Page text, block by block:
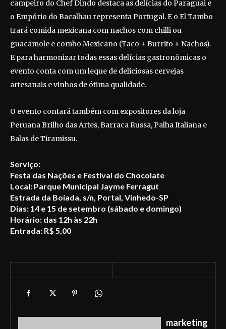
campeiro do Chef Dindo destaca as delícias do Paraguai e
o Empório do Bacalhau representa Portugal. E o El Tambo
trará comida mexicana com nachos com chilli ou
guacamole e combo Mexicano (Taco + Burrito + Nachos).
E para harmonizar todas essas delícias gastronômicas o
evento conta com um leque de deliciosas cervejas
artesanais e vinhos de ótima qualidade.
O evento contará também com expositores da loja
Peruana Brilho das Artes, Barraca Russa, Palha Italiana e
Balas de Tiramissu.
Serviço:
Festa das Nações e Festival do Chocolate
Local: Parque Municipal Jayme Ferragut
Estrada da Boiada, s/n, Portal, Vinhedo-SP
Dias: 14 e 15 de setembro (sábado e domingo)
Horário: das 12h às 22h
Entrada: R$ 5,00
marketing